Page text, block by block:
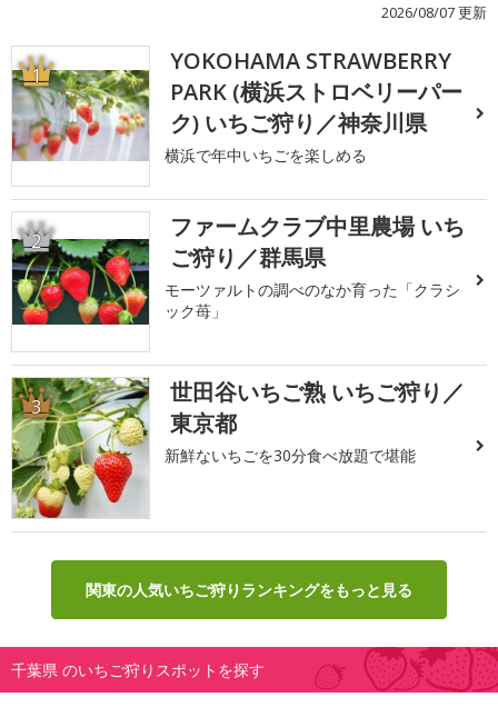
2026/08/07 更新
1
YOKOHAMA STRAWBERRY
PARK (横浜ストロベリーパー
ク) いちご狩り／神奈川県
横浜で年中いちごを楽しめる
2
ファームクラブ中里農場 いち
ご狩り／群馬県
モーツァルトの調べのなか育った「クラシ
ック苺」
3
世田谷いちご熟 いちご狩り／
東京都
新鮮ないちごを30分食べ放題で堪能
関東の人気いちご狩りランキングをもっと見る
千葉県 のいちご狩りスポットを探す